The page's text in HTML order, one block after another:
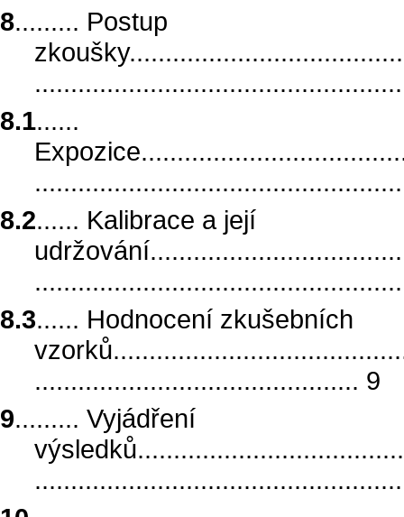
8......... Postup
8.1......
8.2...... Kalibrace a její
8.3...... Hodnocení zkušebních
............................................. 9
9......... Vyjádření